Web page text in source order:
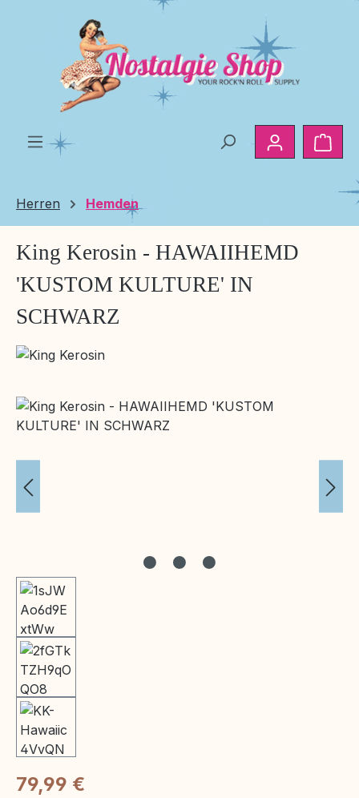
Zum Hauptinhalt springen
Herren Hemden
King Kerosin - HAWAIIHEMD
'KUSTOM KULTURE' IN
SCHWARZ
Bildergalerie überspringen
Regulärer Preis:
79,99 €